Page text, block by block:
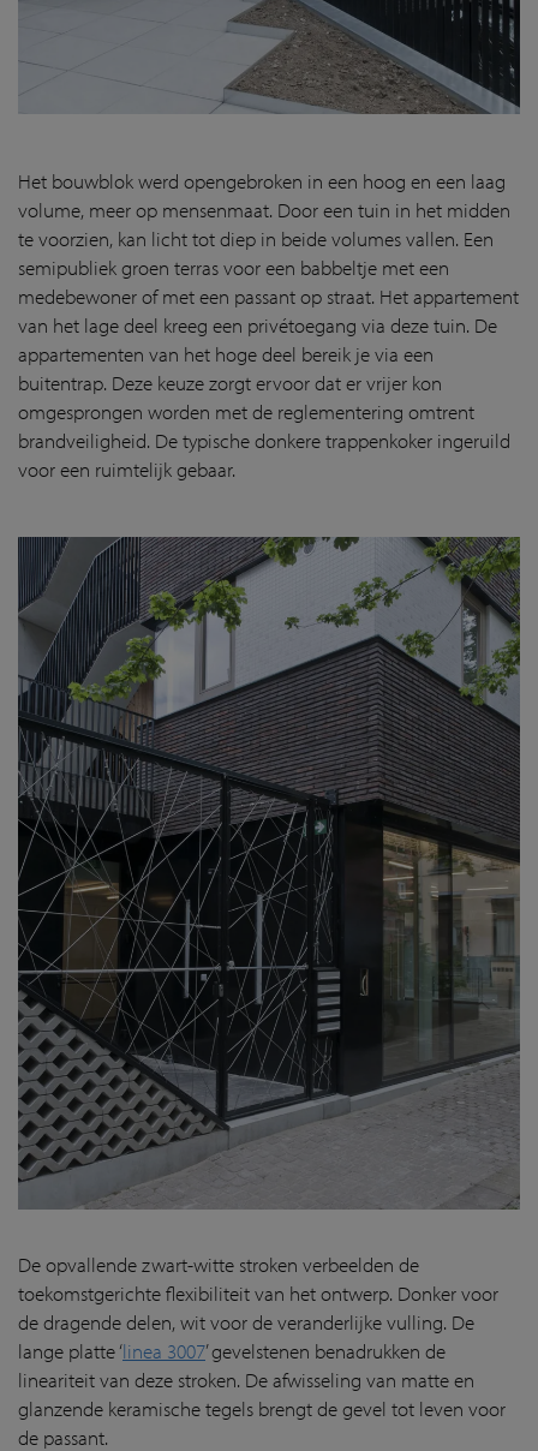
Het bouwblok werd opengebroken in een hoog en een laag
volume, meer op mensenmaat. Door een tuin in het midden
te voorzien, kan licht tot diep in beide volumes vallen. Een
semipubliek groen terras voor een babbeltje met een
medebewoner of met een passant op straat. Het appartement
van het lage deel kreeg een privétoegang via deze tuin. De
appartementen van het hoge deel bereik je via een
buitentrap. Deze keuze zorgt ervoor dat er vrijer kon
omgesprongen worden met de reglementering omtrent
brandveiligheid. De typische donkere trappenkoker ingeruild
voor een ruimtelijk gebaar.
De opvallende zwart-witte stroken verbeelden de
toekomstgerichte flexibiliteit van het ontwerp. Donker voor
de dragende delen, wit voor de veranderlijke vulling. De
lange platte ‘linea 3007’ gevelstenen benadrukken de
lineariteit van deze stroken. De afwisseling van matte en
glanzende keramische tegels brengt de gevel tot leven voor
de passant.